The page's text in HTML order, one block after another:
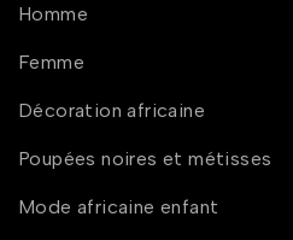
Homme
Femme
Décoration africaine
Poupées noires et métisses
Mode africaine enfant